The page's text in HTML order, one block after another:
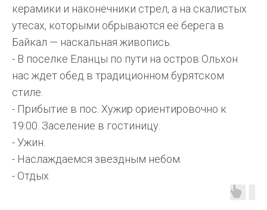
керамики и наконечники стрел, а на скалистых
утесах, которыми обрываются её берега в
Байкал — наскальная живопись.
- В поселке Еланцы по пути на остров Ольхон
нас ждет обед в традиционном бурятском
стиле.
- Прибытие в пос. Хужир ориентировочно к
19:00. Заселение в гостиницу.
- Ужин.
- Наслаждаемся звездным небом.
- Отдых